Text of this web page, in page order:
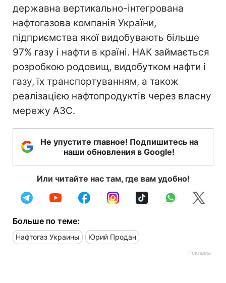
державна вертикально-інтегрована
нафтогазова компанія України,
підприємства якої видобувають більше
97% газу і нафти в країні. НАК займається
розробкою родовищ, видобутком нафти і
газу, їх транспортуванням, а також
реалізацією нафтопродуктів через власну
мережу АЗС.
Не упустите главное! Подпишитесь на
наши обновления в Google!
Или читайте нас там, где вам удобно!
Больше по теме:
Нафтогаз Украины Юрий Продан